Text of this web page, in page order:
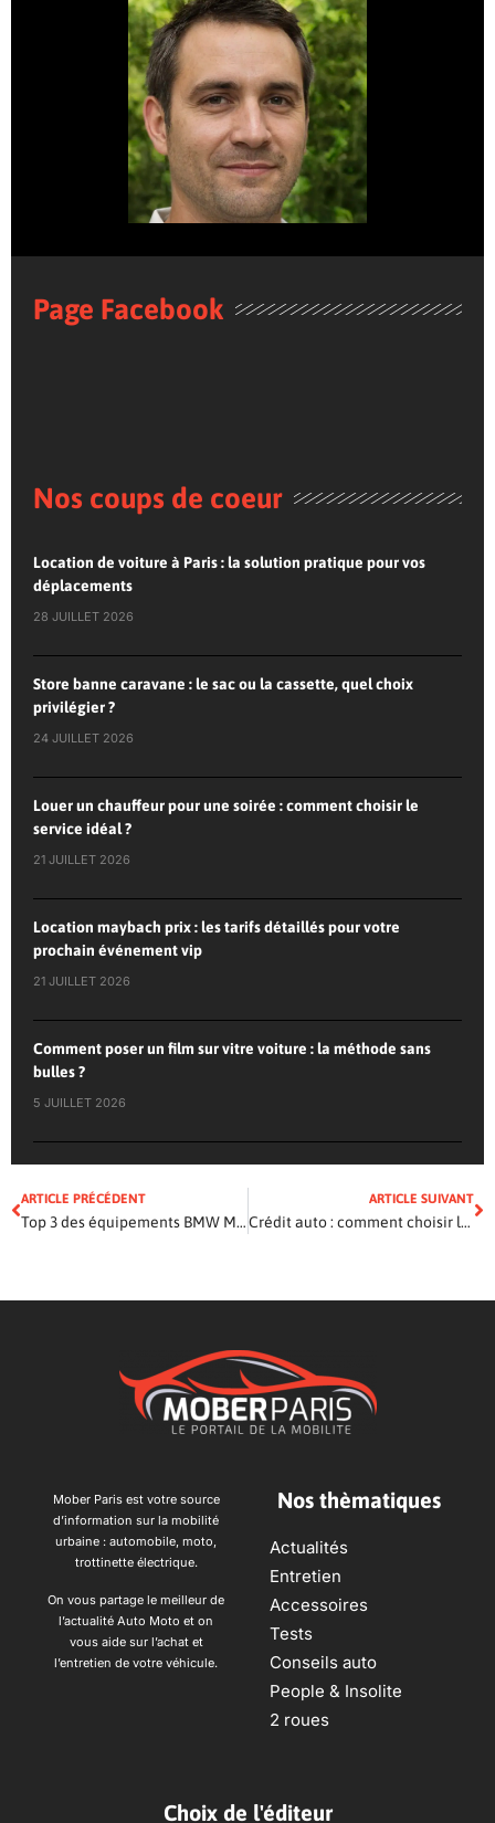
Page Facebook
Nos coups de coeur
Location de voiture à Paris : la solution pratique pour vos
déplacements
28 JUILLET 2026
Store banne caravane : le sac ou la cassette, quel choix
privilégier ?
24 JUILLET 2026
Louer un chauffeur pour une soirée : comment choisir le
service idéal ?
21 JUILLET 2026
Location maybach prix : les tarifs détaillés pour votre
prochain événement vip
21 JUILLET 2026
Comment poser un film sur vitre voiture : la méthode sans
bulles ?
5 JUILLET 2026
ARTICLE PRÉCÉDENT
Top 3 des équipements BMW Motorrad pour rouler plus sûr et plus loin
ARTICLE SUIVANT
Crédit auto : comment choisir la meilleure offre pour financer votre véhicule
Mober Paris est votre source
d’information sur la mobilité
urbaine : automobile, moto,
trottinette électrique.
On vous partage le meilleur de
l’actualité Auto Moto et on
vous aide sur l’achat et
l’entretien de votre véhicule.
Nos thèmatiques
Actualités
Entretien
Accessoires
Tests
Conseils auto
People & Insolite
2 roues
Choix de l'éditeur